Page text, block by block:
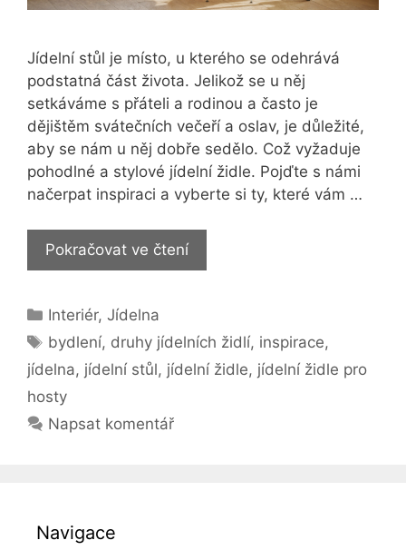
Jídelní stůl je místo, u kterého se odehrává
podstatná část života. Jelikož se u něj
setkáváme s přáteli a rodinou a často je
dějištěm svátečních večeří a oslav, je důležité,
aby se nám u něj dobře sedělo. Což vyžaduje
pohodlné a stylové jídelní židle. Pojďte s námi
načerpat inspiraci a vyberte si ty, které vám …
Pokračovat ve čteníVybíráme
jídelní
Rubriky
Interiér,Jídelna
Štítky
bydlení, druhy jídelních židlí, inspirace,
jídelna, jídelní stůl, jídelní židle, jídelní židle pro
hosty
Napsat komentář
Navigace